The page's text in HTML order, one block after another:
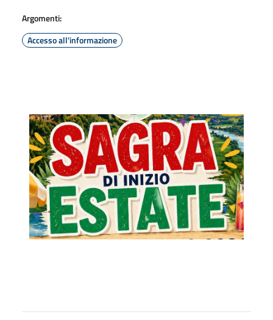
Argomenti:
Accesso all'informazione